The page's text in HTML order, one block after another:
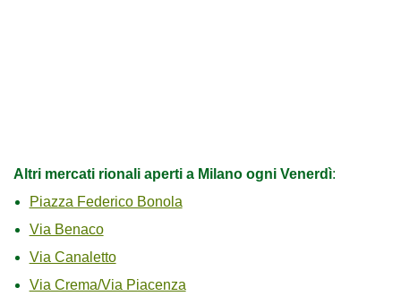
Altri mercati rionali aperti a Milano ogni Venerdì:
Piazza Federico Bonola
Via Benaco
Via Canaletto
Via Crema/Via Piacenza